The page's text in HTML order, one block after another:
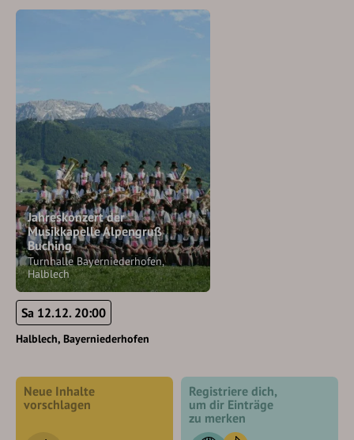
Jahreskonzert der
Musikkapelle Alpengruß
Buching
Turnhalle Bayerniederhofen,
Halblech
Sa 12.12. 20:00
Halblech Bayerniederhofen
Neue Inhalte
vorschlagen
Registriere dich,
um dir Einträge
zu merken